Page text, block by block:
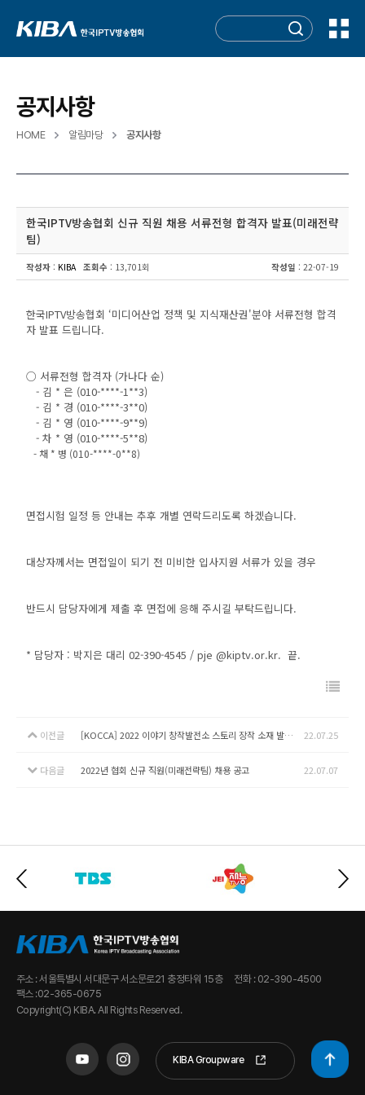
공지사항
HOME 알림마당 공지사항
한국IPTV방송협회 신규 직원 채용 서류전형 합격자 발표(미래전략
팀)
작성자 : KIBA 조회수 : 13,701회 작성일 : 22-07-19
한국IPTV방송협회 ‘미디어산업 정책 및 지식재산권'분야 서류전형 합격
자 발표 드립니다.
○ 서류전형 합격자 (가나다 순)
- 김 * 은 (010-****-1**3)
- 김 * 경 (010-****-3**0)
- 김 * 영 (010-****-9**9)
- 차 * 영 (010-****-5**8)
- 채 * 병 (010-****-0**8)
면접시험 일정 등 안내는 추후 개별 연락드리도록 하겠습니다.
대상자께서는 면접일이 되기 전 미비한 입사지원 서류가 있을 경우
반드시 담당자에게 제출 후 면접에 응해 주시길 부탁드립니다.
* 담당자 : 박지은 대리 02-390-4545 / pje @kiptv.or.kr. 끝.
이전글 [KOCCA] 2022 이야기 창작발전소 스토리 장작 소재 발국과정 1기 참가자 모집 안내 22.07.25
다음글 2022년 협회 신규 직원(미래전략팀) 채용 공고 22.07.07
주소 : 서울특별시 서대문구 서소문로21 충정타워 15층
전화 : 02-390-4500
팩스 :02-365-0675
Copyright(C) KIBA. All Rights Reserved.
KIBA Groupware